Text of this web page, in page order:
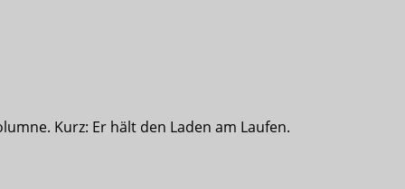
Kurz: Er hält den Laden am Laufen.